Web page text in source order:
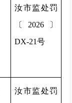
汝市监处罚
〔2026〕
DX-21号
汝市监处罚